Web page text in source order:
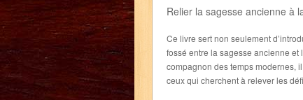
Relier la sagesse ancienne à
Ce livre sert non seulement
fossé entre la sagesse ancienne et
compagnon des temps modernes,
ceux qui cherchent à relever les